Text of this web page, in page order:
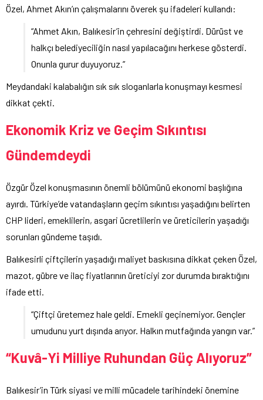
Özel, Ahmet Akın’ın çalışmalarını överek şu ifadeleri kullandı:
“Ahmet Akın, Balıkesir’in çehresini değiştirdi. Dürüst ve
halkçı belediyeciliğin nasıl yapılacağını herkese gösterdi.
Onunla gurur duyuyoruz.”
Meydandaki kalabalığın sık sık sloganlarla konuşmayı kesmesi
dikkat çekti.
Ekonomik Kriz ve Geçim Sıkıntısı
Gündemdeydi
Özgür Özel konuşmasının önemli bölümünü ekonomi başlığına
ayırdı. Türkiye’de vatandaşların geçim sıkıntısı yaşadığını belirten
CHP lideri, emeklilerin, asgari ücretlilerin ve üreticilerin yaşadığı
sorunları gündeme taşıdı.
Balıkesirli çiftçilerin yaşadığı maliyet baskısına dikkat çeken Özel,
mazot, gübre ve ilaç fiyatlarının üreticiyi zor durumda bıraktığını
ifade etti.
“Çiftçi üretemez hale geldi. Emekli geçinemiyor. Gençler
umudunu yurt dışında arıyor. Halkın mutfağında yangın var.”
“Kuvâ-Yi Milliye Ruhundan Güç Alıyoruz”
Balıkesir’in Türk siyasi ve milli mücadele tarihindeki önemine